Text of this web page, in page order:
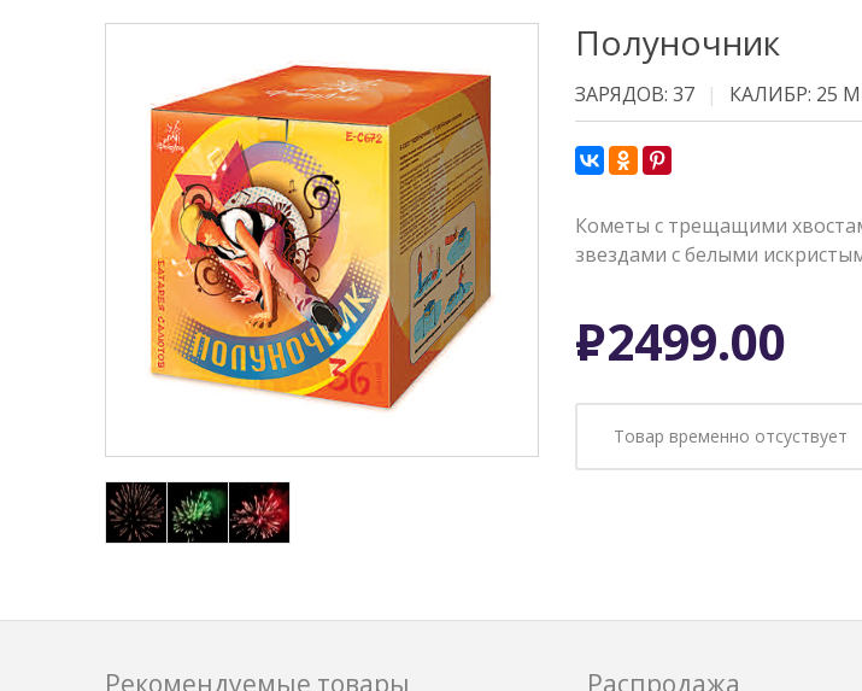
Полуночник
ЗАРЯДОВ: 37 КАЛИБР: 25
Кометы с трещащими
звездами с белыми
Р2499.00
Товар временно отсуствует
Рекомендуемые товары Распродажа